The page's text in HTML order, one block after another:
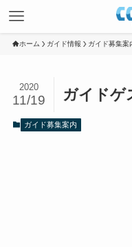
ホーム ガイド情報 ガイド募集案
ガイドゲ
2020
11/19
ガイド募集案内